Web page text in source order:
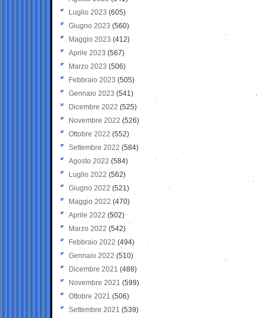
Luglio 2023 (605)
Giugno 2023 (560)
Maggio 2023 (412)
Aprile 2023 (567)
Marzo 2023 (506)
Febbraio 2023 (505)
Gennaio 2023 (541)
Dicembre 2022 (525)
Novembre 2022 (526)
Ottobre 2022 (552)
Settembre 2022 (584)
Agosto 2022 (584)
Luglio 2022 (562)
Giugno 2022 (521)
Maggio 2022 (470)
Aprile 2022 (502)
Marzo 2022 (542)
Febbraio 2022 (494)
Gennaio 2022 (510)
Dicembre 2021 (488)
Novembre 2021 (599)
Ottobre 2021 (506)
Settembre 2021 (539)